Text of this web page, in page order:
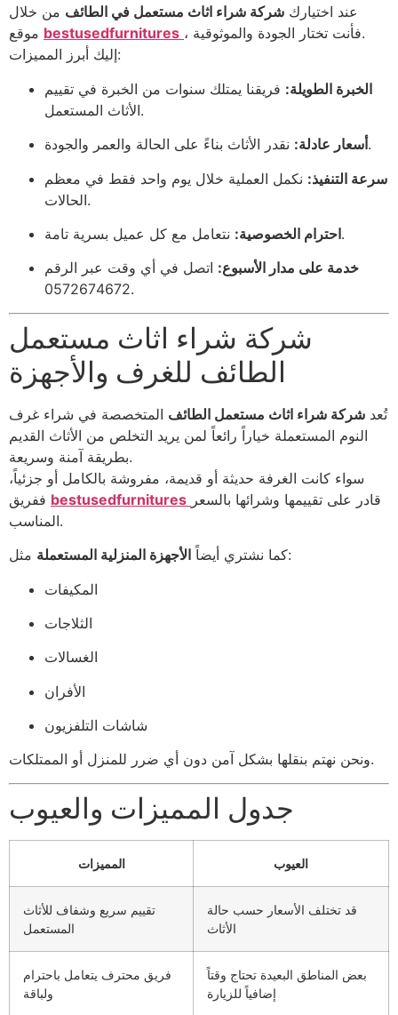
عند اختيارك شركة شراء اثاث مستعمل في الطائف من خلال
bestusedfurnitures
، فأنت تختار الجودة والموثوقية.
إليك أبرز المميزات:
الخبرة الطويلة: فريقنا يمتلك سنوات من الخبرة في تقييم
الأثاث المستعمل.
أسعار عادلة:نقدر الأثاث بناءً على الحالة والعمر والجودة.
سرعة التنفيذ: نكمل العملية خلال يوم واحد فقط في معظم
الحالات.
احترام الخصوصية:نتعامل مع كل عميل بسرية تامة.
خدمة على مدار الأسبوع: اتصل في أي وقت عبر الرقم
0572674672.
شركة شراء اثاث مستعمل
الطائف للغرف والأجهزة
تُعد شركة شراء اثاث مستعمل الطائف المتخصصة في شراء غرف
النوم المستعملة خياراً رائعاً لمن يريد التخلص من الأثاث القديم
بطريقة آمنة وسريعة.
سواء كانت الغرفة حديثة أو قديمة، مفروشة بالكامل أو جزئياً،
bestusedfurnitures قادر على تقييمها وشرائها بالسعر
المناسب.
كما نشتري أيضاً الأجهزة المنزلية المستعملة
مثل:
المكيفات
الثلاجات
الغسالات
الأفران
شاشات التلفزيون
ونحن نهتم بنقلها بشكل آمن دون أي ضرر للمنزل أو الممتلكات.
جدول المميزات والعيوب
المميزات العيوب
تقييم سريع وشفاف للأثاث
المستعمل
قد تختلف الأسعار حسب حالة
الأثاث
فريق محترف يتعامل باحترام
ولباقة
بعض المناطق البعيدة تحتاج وقتاً
إضافياً للزيارة